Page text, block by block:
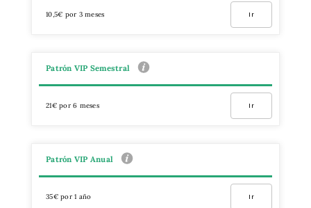
10,5€ por 3 meses Ir
Patrón VIP Semestral
21€ por 6 meses Ir
Patrón VIP Anual
35€ por 1 año Ir